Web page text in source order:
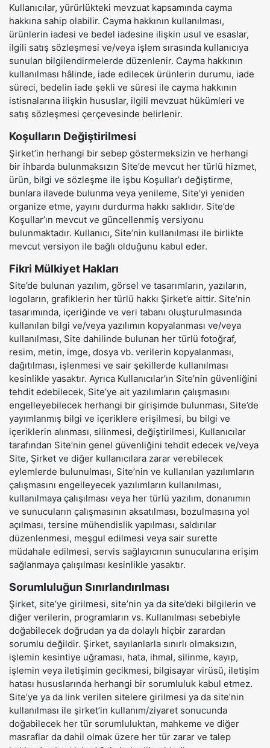
Kullanıcılar, yürürlükteki mevzuat kapsamında cayma
hakkına sahip olabilir. Cayma hakkının kullanılması,
ürünlerin iadesi ve bedel iadesine ilişkin usul ve esaslar,
ilgili satış sözleşmesi ve/veya işlem sırasında kullanıcıya
sunulan bilgilendirmelerde düzenlenir. Cayma hakkının
kullanılması hâlinde, iade edilecek ürünlerin durumu, iade
süreci, bedelin iade şekli ve süresi ile cayma hakkının
istisnalarına ilişkin hususlar, ilgili mevzuat hükümleri ve
satış sözleşmesi çerçevesinde belirlenir.
Koşulların Değiştirilmesi
Şirket’in herhangi bir sebep göstermeksizin ve herhangi
bir ihbarda bulunmaksızın Site’de mevcut her türlü hizmet,
ürün, bilgi ve sözleşme ile işbu Koşullar’ı değiştirme,
bunlara ilavede bulunma veya yenileme, Site’yi yeniden
organize etme, yayını durdurma hakkı saklıdır. Site’de
Koşullar’ın mevcut ve güncellenmiş versiyonu
bulunmaktadır. Kullanıcı, Site’nin kullanılması ile birlikte
mevcut versiyon ile bağlı olduğunu kabul eder.
Fikri Mülkiyet Hakları
Site’de bulunan yazılım, görsel ve tasarımların, yazıların,
logoların, grafiklerin her türlü hakkı Şirket’e aittir. Site’nin
tasarımında, içeriğinde ve veri tabanı oluşturulmasında
kullanılan bilgi ve/veya yazılımın kopyalanması ve/veya
kullanılması, Site dahilinde bulunan her türlü fotoğraf,
resim, metin, imge, dosya vb. verilerin kopyalanması,
dağıtılması, işlenmesi ve sair şekillerde kullanılması
kesinlikle yasaktır. Ayrıca Kullanıcılar’ın Site’nin güvenliğini
tehdit edebilecek, Site’ye ait yazılımların çalışmasını
engelleyebilecek herhangi bir girişimde bulunması, Site’de
yayımlanmış bilgi ve içeriklere erişilmesi, bu bilgi ve
içeriklerin alınması, silinmesi, değiştirilmesi, Kullanıcılar
tarafından Site’nin genel güvenliğini tehdit edecek ve/veya
Site, Şirket ve diğer kullanıcılara zarar verebilecek
eylemlerde bulunulması, Site’nin ve kullanılan yazılımların
çalışmasını engelleyecek yazılımların kullanılması,
kullanılmaya çalışılması veya her türlü yazılım, donanımın
ve sunucuların çalışmasının aksatılması, bozulmasına yol
açılması, tersine mühendislik yapılması, saldırılar
düzenlenmesi, meşgul edilmesi veya sair surette
müdahale edilmesi, servis sağlayıcının sunucularına erişim
sağlanmaya çalışılması kesinlikle yasaktır.
Sorumluluğun Sınırlandırılması
Şirket, site’ye girilmesi, site’nin ya da site’deki bilgilerin ve
diğer verilerin, programların vs. Kullanılması sebebiyle
doğabilecek doğrudan ya da dolaylı hiçbir zarardan
sorumlu değildir. Şirket, sayılanlarla sınırlı olmaksızın,
işlemin kesintiye uğraması, hata, ihmal, silinme, kayıp,
işlemin veya iletişimin gecikmesi, bilgisayar virüsü, iletişim
hatası hususlarında herhangi bir sorumluluk kabul etmez.
Site’ye ya da link verilen sitelere girilmesi ya da site’nin
kullanılması ile şirket’in kullanım/ziyaret sonucunda
doğabilecek her tür sorumluluktan, mahkeme ve diğer
masraflar da dahil olmak üzere her tür zarar ve talep